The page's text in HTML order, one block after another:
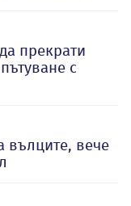
прекрати
с
вълците, вече